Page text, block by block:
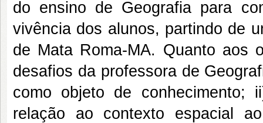
do ensino de Geografia para
vivência dos alunos, partindo de
de Mata Roma-MA. Quanto aos
desafios da professora de
como objeto de conhecimento;
relação ao contexto espacial